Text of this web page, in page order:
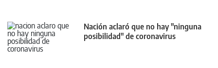
Nación aclaró que no hay "ninguna
posibilidad" de coronavirus